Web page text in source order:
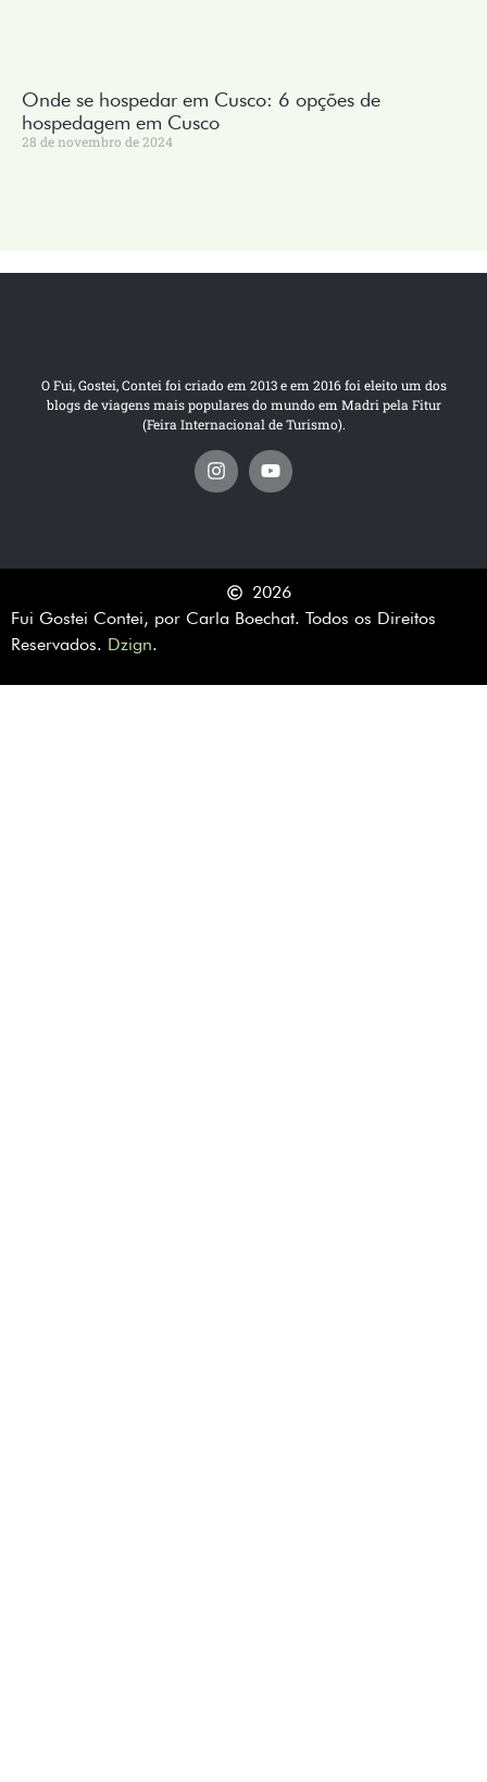
Onde se hospedar em Cusco: 6 opções de
hospedagem em Cusco
28 de novembro de 2024
O Fui, Gostei, Contei foi criado em 2013 e em 2016 foi eleito um dos
blogs de viagens mais populares do mundo em Madri pela Fitur
(Feira Internacional de Turismo).
2026
Fui Gostei Contei, por Carla Boechat. Todos os Direitos
Reservados. Dzign.